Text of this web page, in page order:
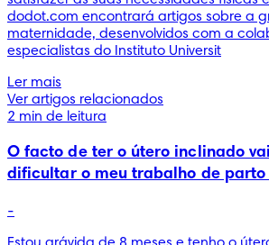
dodot.com encontrará artigos sobre a
maternidade, desenvolvidos com a
especialistas do Instituto Universit
Ler mais
Ver artigos relacionados
2 min de leitura
O facto de ter o útero inclinado
dificultar o meu trabalho de parto
-